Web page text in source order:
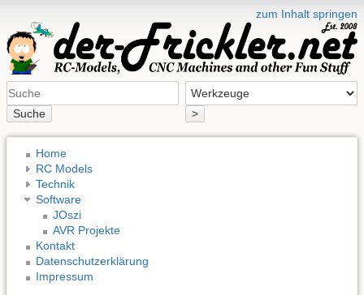
zum Inhalt springen
Suche >
Home
RC Models
Technik
Software
JOszi
AVR Projekte
Kontakt
Datenschutzerklärung
Impressum